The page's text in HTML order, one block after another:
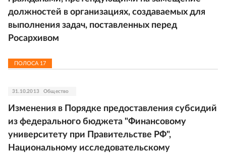
должностей в организациях, создаваемых для
выполнения задач, поставленных перед
Росархивом
ПОЛОСА 17
31.10.2013 Общество
Изменения в Порядке предоставления субсидий
из федерального бюджета "Финансовому
университету при Правительстве РФ",
Национальному исследовательскому